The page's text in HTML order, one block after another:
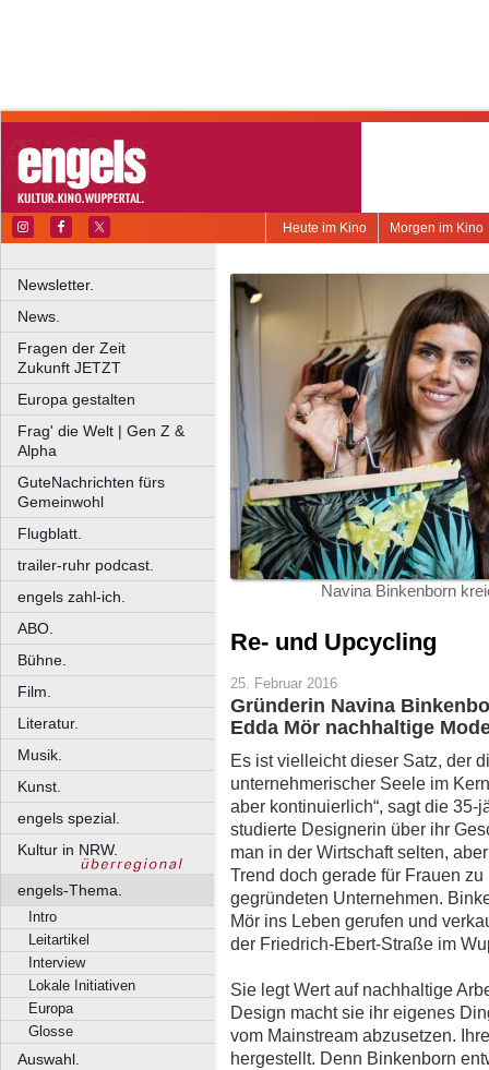
Morgen im Kino
Heute im Kino
Newsletter.
News.
Fragen der Zeit
Zukunft JETZT
Europa gestalten
Frag' die Welt | Gen Z &
Alpha
GuteNachrichten fürs
Gemeinwohl
Flugblatt.
trailer-ruhr podcast.
engels zahl-ich.
ABO.
Bühne.
Film.
Literatur.
Musik.
Kunst.
engels spezial.
Kultur in NRW.
engels-Thema.
Intro
Leitartikel
Interview
Lokale Initiativen
Europa
Glosse
Auswahl.
Navina Binkenborn
Re- und Upcycling
25. Februar 2016
Gründerin Navina
Edda Mör nachhaltige
Es ist vielleicht dieser Satz, der
unternehmerischer Seele im
aber kontinuierlich“, sagt die
studierte Designerin über ihr
man in der Wirtschaft selten,
Trend doch gerade für Frauen
gegründeten Unternehmen.
Mör ins Leben gerufen und
der Friedrich-Ebert-Straße im
Sie legt Wert auf nachhaltige
Design macht sie ihr eigenes
vom Mainstream abzusetzen.
hergestellt. Denn Binkenborn